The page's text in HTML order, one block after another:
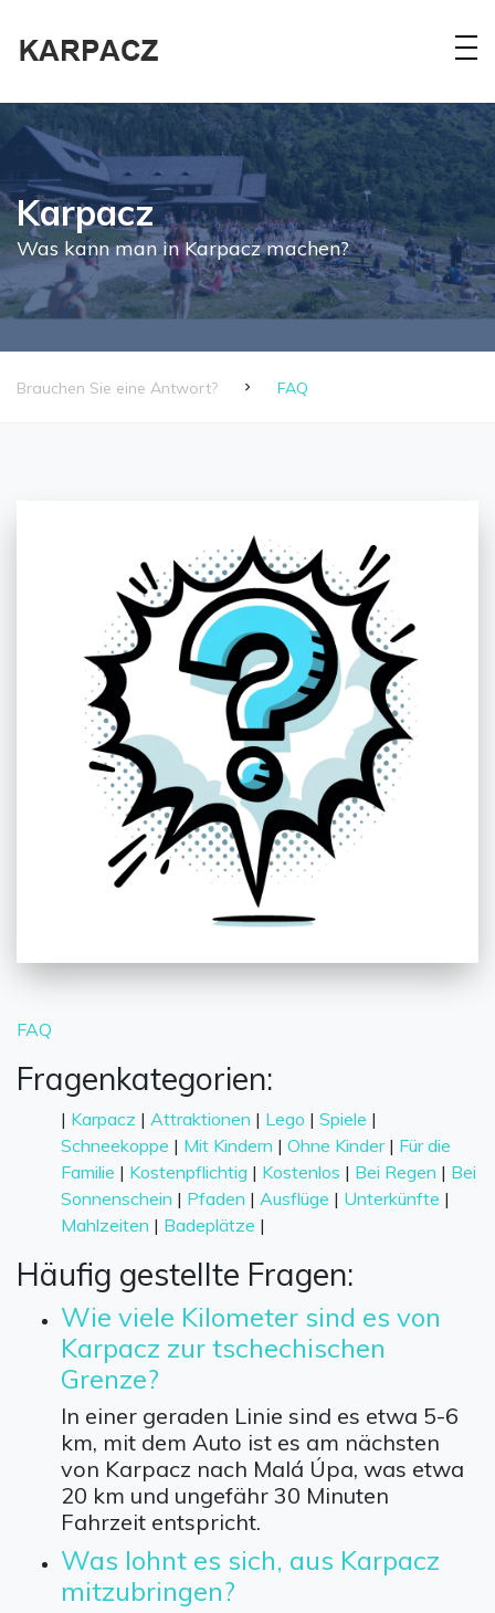
Karpacz
Was kann man in Karpacz machen?
Brauchen Sie eine Antwort? FAQ
FAQ
Fragenkategorien:
| Karpacz | Attraktionen | Lego | Spiele |
Schneekoppe | Mit Kindern | Ohne Kinder| Für die
Familie | Kostenpflichtig | Kostenlos | Bei Regen | Bei
Sonnenschein | Pfaden | Ausflüge | Unterkünfte |
Mahlzeiten | Badeplätze |
Häufig gestellte Fragen:
Wie viele Kilometer sind es von
Karpacz zur tschechischen
Grenze?
In einer geraden Linie sind es etwa 5-6
km, mit dem Auto ist es am nächsten
von Karpacz nach Malá Úpa, was etwa
20 km und ungefähr 30 Minuten
Fahrzeit entspricht.
Was lohnt es sich, aus Karpacz
mitzubringen?